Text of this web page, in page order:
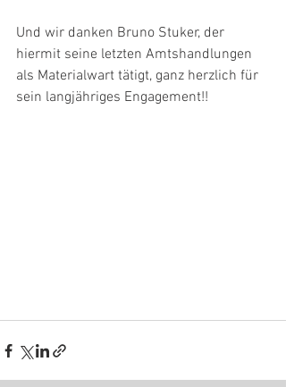
Und wir danken Bruno Stuker, der
hiermit seine letzten Amtshandlungen
als Materialwart tätigt, ganz herzlich für
sein langjähriges Engagement!!